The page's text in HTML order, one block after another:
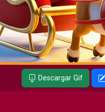
Descargar Gif